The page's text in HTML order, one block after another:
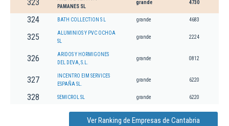
323
PAMANES SL
grande 4730
324 BATH COLLECTION S L grande 4683
325
ALUMINIOS Y PVC OCHOA
SL
grande 2224
326
ARIDOS Y HORMIGONES
DEL DEVA, S.L.
grande 0812
327
INCENTRO EIM SERVICES
ESPAÑA SL.
grande 6220
328 SEMICROL SL grande 6220
Ver Ranking de Empresas de Cantabria